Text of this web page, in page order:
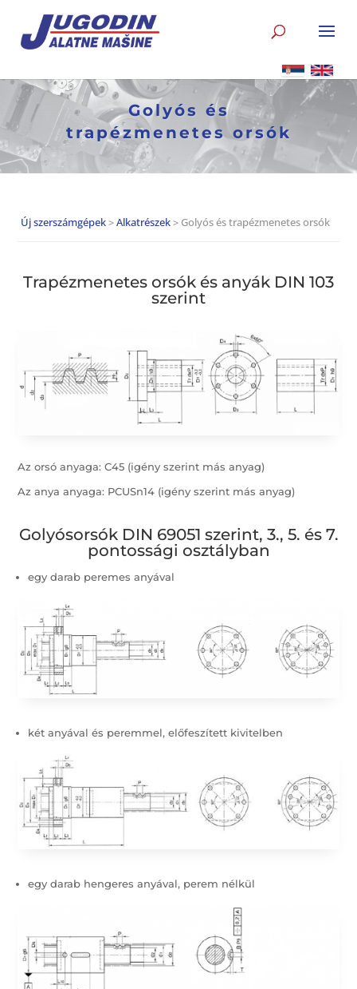
Golyós és
trapézmenetes orsók
Új szerszámgépek>Alkatrészek> Golyós és trapézmenetes orsók
Trapézmenetes orsók és anyák DIN 103
szerint
Az orsó anyaga: C45 (igény szerint más anyag)
Az anya anyaga: PCUSn14 (igény szerint más anyag)
Golyósorsók DIN 69051 szerint, 3., 5. és 7.
pontossági osztályban
egy darab peremes anyával
két anyával és peremmel, előfeszített kivitelben
egy darab hengeres anyával, perem nélkül